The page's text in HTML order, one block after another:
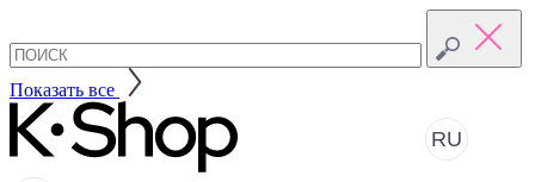
Показать все
RU